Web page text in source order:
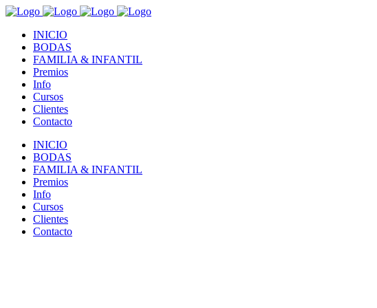
INICIO
BODAS
FAMILIA & INFANTIL
Premios
Info
Cursos
Clientes
Contacto
INICIO
BODAS
FAMILIA & INFANTIL
Premios
Info
Cursos
Clientes
Contacto